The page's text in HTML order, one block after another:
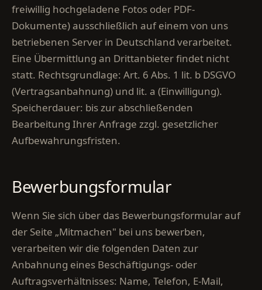
freiwillig hochgeladene Fotos oder PDF-
Dokumente) ausschließlich auf einem von uns
betriebenen Server in Deutschland verarbeitet.
Eine Übermittlung an Drittanbieter findet nicht
statt. Rechtsgrundlage: Art. 6 Abs. 1 lit. b DSGVO
(Vertragsanbahnung) und lit. a (Einwilligung).
Speicherdauer: bis zur abschließenden
Bearbeitung Ihrer Anfrage zzgl. gesetzlicher
Aufbewahrungsfristen.
Bewerbungsformular
Wenn Sie sich über das Bewerbungsformular auf
der Seite „Mitmachen" bei uns bewerben,
verarbeiten wir die folgenden Daten zur
Anbahnung eines Beschäftigungs- oder
Auftragsverhältnisses: Name, Telefon, E-Mail,